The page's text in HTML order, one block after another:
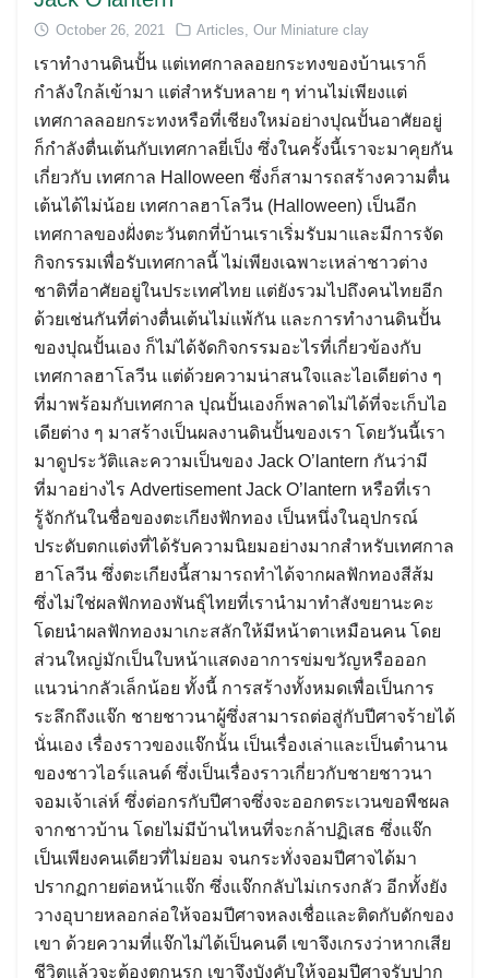
Search
October 26, 2021 Articles, Our Miniature clay
เราทำงานดินปั้น แต่เทศกาลลอยกระทงของบ้านเราก็
กำลังใกล้เข้ามา แต่สำหรับหลาย ๆ ท่านไม่เพียงแต่
เทศกาลลอยกระทงหรือที่เชียงใหม่อย่างปุณปั้นอาศัยอยู่
ก็กำลังตื่นเต้นกับเทศกาลยี่เป็ง ซึ่งในครั้งนี้เราจะมาคุยกัน
เกี่ยวกับ เทศกาล Halloween ซึ่งก็สามารถสร้างความตื่น
เต้นได้ไม่น้อย เทศกาลฮาโลวีน (Halloween) เป็นอีก
เทศกาลของฝั่งตะวันตกที่บ้านเราเริ่มรับมาและมีการจัด
กิจกรรมเพื่อรับเทศกาลนี้ ไม่เพียงเฉพาะเหล่าชาวต่าง
ชาติที่อาศัยอยู่ในประเทศไทย แต่ยังรวมไปถึงคนไทยอีก
ด้วยเช่นกันที่ต่างตื่นเต้นไม่แพ้กัน และการทำงานดินปั้น
ของปุณปั้นเอง ก็ไม่ได้จัดกิจกรรมอะไรที่เกี่ยวข้องกับ
เทศกาลฮาโลวีน แต่ด้วยความน่าสนใจและไอเดียต่าง ๆ
ที่มาพร้อมกับเทศกาล ปุณปั้นเองก็พลาดไม่ได้ที่จะเก็บไอ
เดียต่าง ๆ มาสร้างเป็นผลงานดินปั้นของเรา โดยวันนี้เรา
มาดูประวัติและความเป็นของ Jack O’lantern กันว่ามี
ที่มาอย่างไร Advertisement Jack O’lantern หรือที่เรา
รู้จักกันในชื่อของตะเกียงฟักทอง เป็นหนึ่งในอุปกรณ์
ประดับตกแต่งที่ได้รับความนิยมอย่างมากสำหรับเทศกาล
ฮาโลวีน ซึ่งตะเกียงนี้สามารถทำได้จากผลฟักทองสีส้ม
ซึ่งไม่ใช่ผลฟักทองพันธุ์ไทยที่เรานำมาทำสังขยานะคะ
โดยนำผลฟักทองมาเกะสลักให้มีหน้าตาเหมือนคน โดย
ส่วนใหญ่มักเป็นใบหน้าแสดงอาการข่มขวัญหรือออก
แนวน่ากลัวเล็กน้อย ทั้งนี้ การสร้างทั้งหมดเพื่อเป็นการ
ระลึกถึงแจ๊ก ชายชาวนาผู้ซึ่งสามารถต่อสู่กับปีศาจร้ายได้
นั่นเอง เรื่องราวของแจ๊กนั้น เป็นเรื่องเล่าและเป็นตำนาน
ของชาวไอร์แลนด์ ซึ่งเป็นเรื่องราวเกี่ยวกับชายชาวนา
จอมเจ้าเล่ห์ ซึ่งต่อกรกับปีศาจซึ่งจะออกตระเวนขอพืชผล
จากชาวบ้าน โดยไม่มีบ้านไหนที่จะกล้าปฏิเสธ ซึ่งแจ๊ก
เป็นเพียงคนเดียวที่ไม่ยอม จนกระทั่งจอมปีศาจได้มา
ปรากฏกายต่อหน้าแจ๊ก ซึ่งแจ๊กกลับไม่เกรงกลัว อีกทั้งยัง
วางอุบายหลอกล่อให้จอมปีศาจหลงเชื่อและติดกับดักของ
เขา ด้วยความที่แจ๊กไม่ได้เป็นคนดี เขาจึงเกรงว่าหากเสีย
ชีวิตแล้วจะต้องตกนรก เขาจึงบังคับให้จอมปีศาจรับปาก